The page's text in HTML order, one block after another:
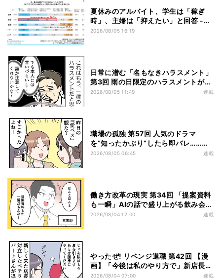
夏休みのアルバイト、学生は「稼ぎ
時」、主婦は「抑えたい」と回答 -
「時給」と並んで重視される条件は?
2026/08/05 16:19
日常に潜む「名もなきハラスメント」
第3回 雨の日限定のハラスメントがあ
る? 密閉職場のスメハラ、我慢するの
2026/08/05 11:49 連載
職場の孤独 第57回 人気のドラマ
を“知ったかぶり”したら即バレ……な
ぜ?
2026/08/05 06:45 連載
働き方改革の現実 第34回 「提案資料
も一瞬」AIの話で盛り上がる飲み会
で、一人だけ笑えなかった理由
2026/08/04 12:00 連載
やったぜ! リベンジ退職 第42回 【漫
画】「今後は私のやり方で」新店長の
一言でベテラン退職→崩壊した現場
2026/08/04 07:00 連載